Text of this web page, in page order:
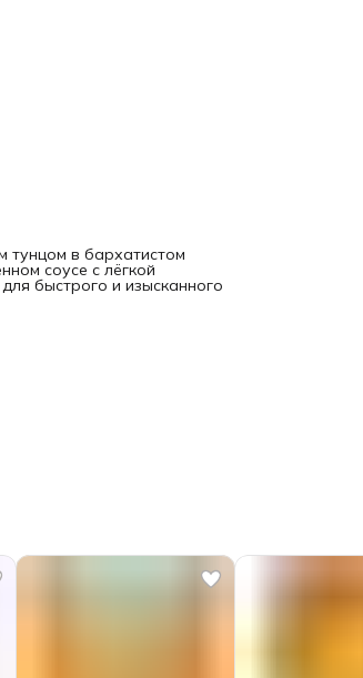
тунцом в бархатистом
соусе с лёгкой
быстрого и изысканного